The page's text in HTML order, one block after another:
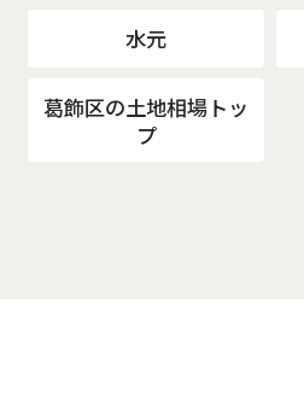
水元
葛飾区の土地相場トッ
プ